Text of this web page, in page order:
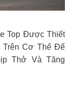
Top Được Thiết
Trên Cơ Thể Để
Thở Và Tăng